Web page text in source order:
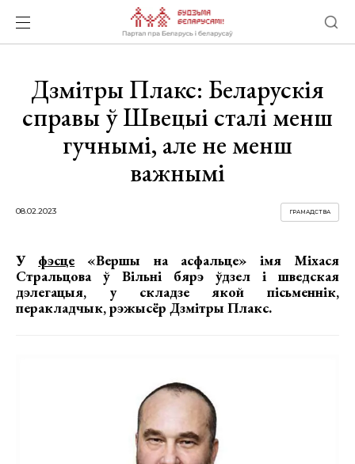
Дзмітры Плакс: Беларускія
справы ў Швецыі сталі менш
гучнымі, але не менш
важнымі
08.02.2023 ГРАМАДСТВА
У фэсце «Вершы на асфальце» імя Міхася
Стральцова ў Вільні бярэ ўдзел і шведская
дэлегацыя, у складзе якой пісьменнік,
перакладчык, рэжысёр Дзмітры Плакс.